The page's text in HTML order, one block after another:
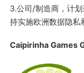
3.公司/制造商，计
持实施欧洲数据隐私
Caipirinha Games